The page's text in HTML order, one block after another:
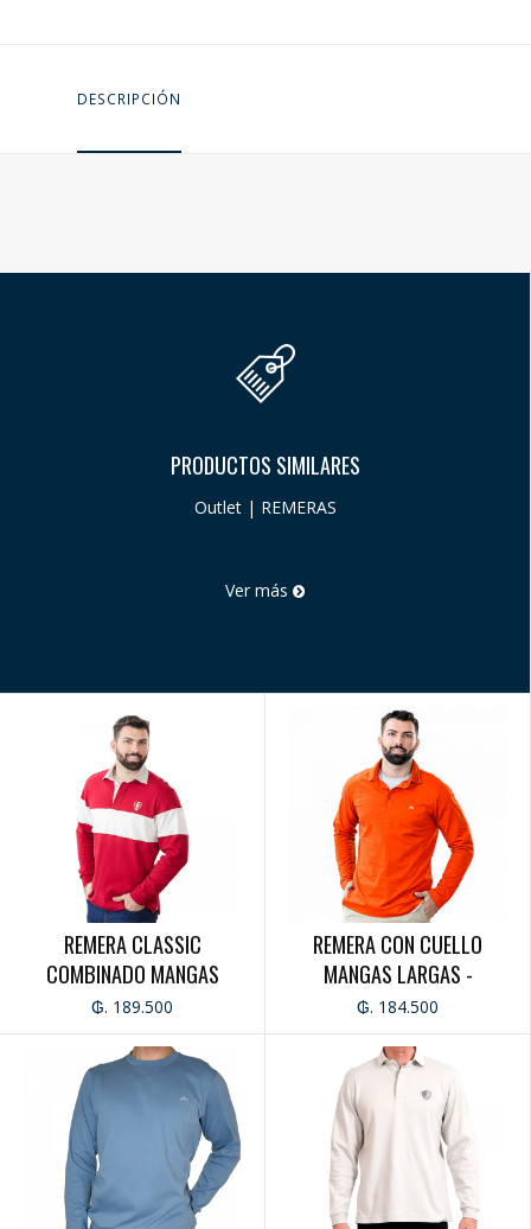
DESCRIPCIÓN
PRODUCTOS SIMILARES
Outlet | REMERAS
Ver más
REMERA CLASSIC
COMBINADO MANGAS
LARGAS - CABALLERO
₲. 189.500
REMERA CON CUELLO
MANGAS LARGAS -
CABALLERO
₲. 184.500